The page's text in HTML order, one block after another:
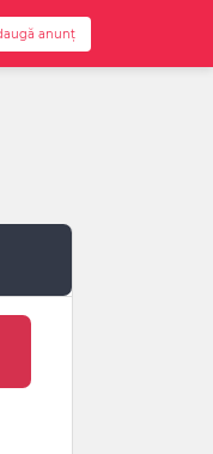
anunț